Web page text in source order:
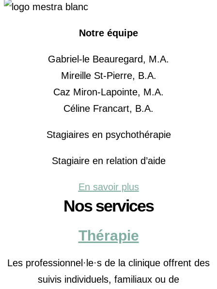
Notre équipe
Gabriel-le Beauregard, M.A.
Mireille St-Pierre, B.A.
Caz Miron-Lapointe, M.A.
Céline Francart, B.A.
Stagiaires en psychothérapie
Stagiaire en relation d’aide
En savoir plus
Nos services
Thérapie
Les professionnel·le·s de la clinique offrent des
suivis individuels, familiaux ou de